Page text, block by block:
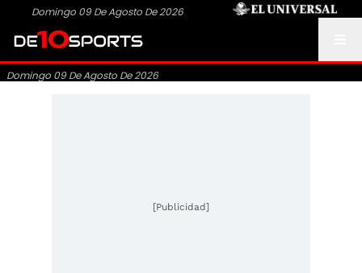
Domingo 09 De Agosto De 2026
Domingo 09 De Agosto De 2026
[Publicidad]